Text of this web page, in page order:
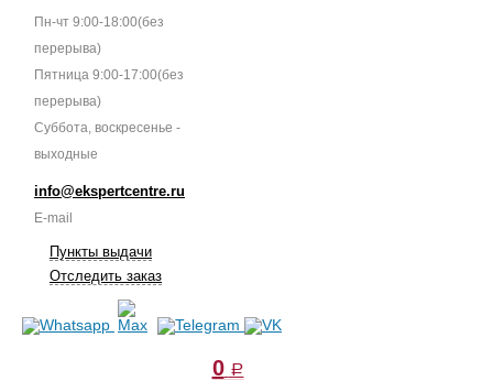
Пн-чт 9:00-18:00(без
перерыва)
Пятница 9:00-17:00(без
перерыва)
Суббота, воскресенье -
выходные
info@ekspertcentre.ru
E-mail
Пункты выдачи
Отследить заказ
0 a